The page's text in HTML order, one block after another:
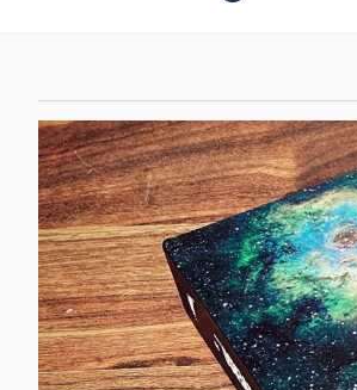
ayuda
a
la
navegación